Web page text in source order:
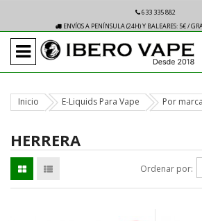
633 335 882
ENVÍOS A PENÍNSULA (24H) Y BALEARES: 5€ /
Inicio E-Liquids Para Vape Por
HERRERA
Ordenar por: